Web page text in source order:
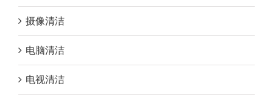
摄像清洁
电脑清洁
电视清洁